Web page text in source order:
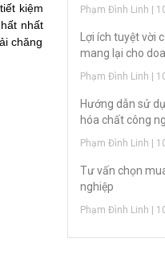
kiệm
nhất
chăng
Phạm Đình Linh |
Lợi ích tuyệt vời
mang lại cho
Phạm Đình Linh |
Hướng dẫn sử
hóa chất công
Phạm Đình Linh |
Tư vấn chọn
nghiệp
Phạm Đình Linh |